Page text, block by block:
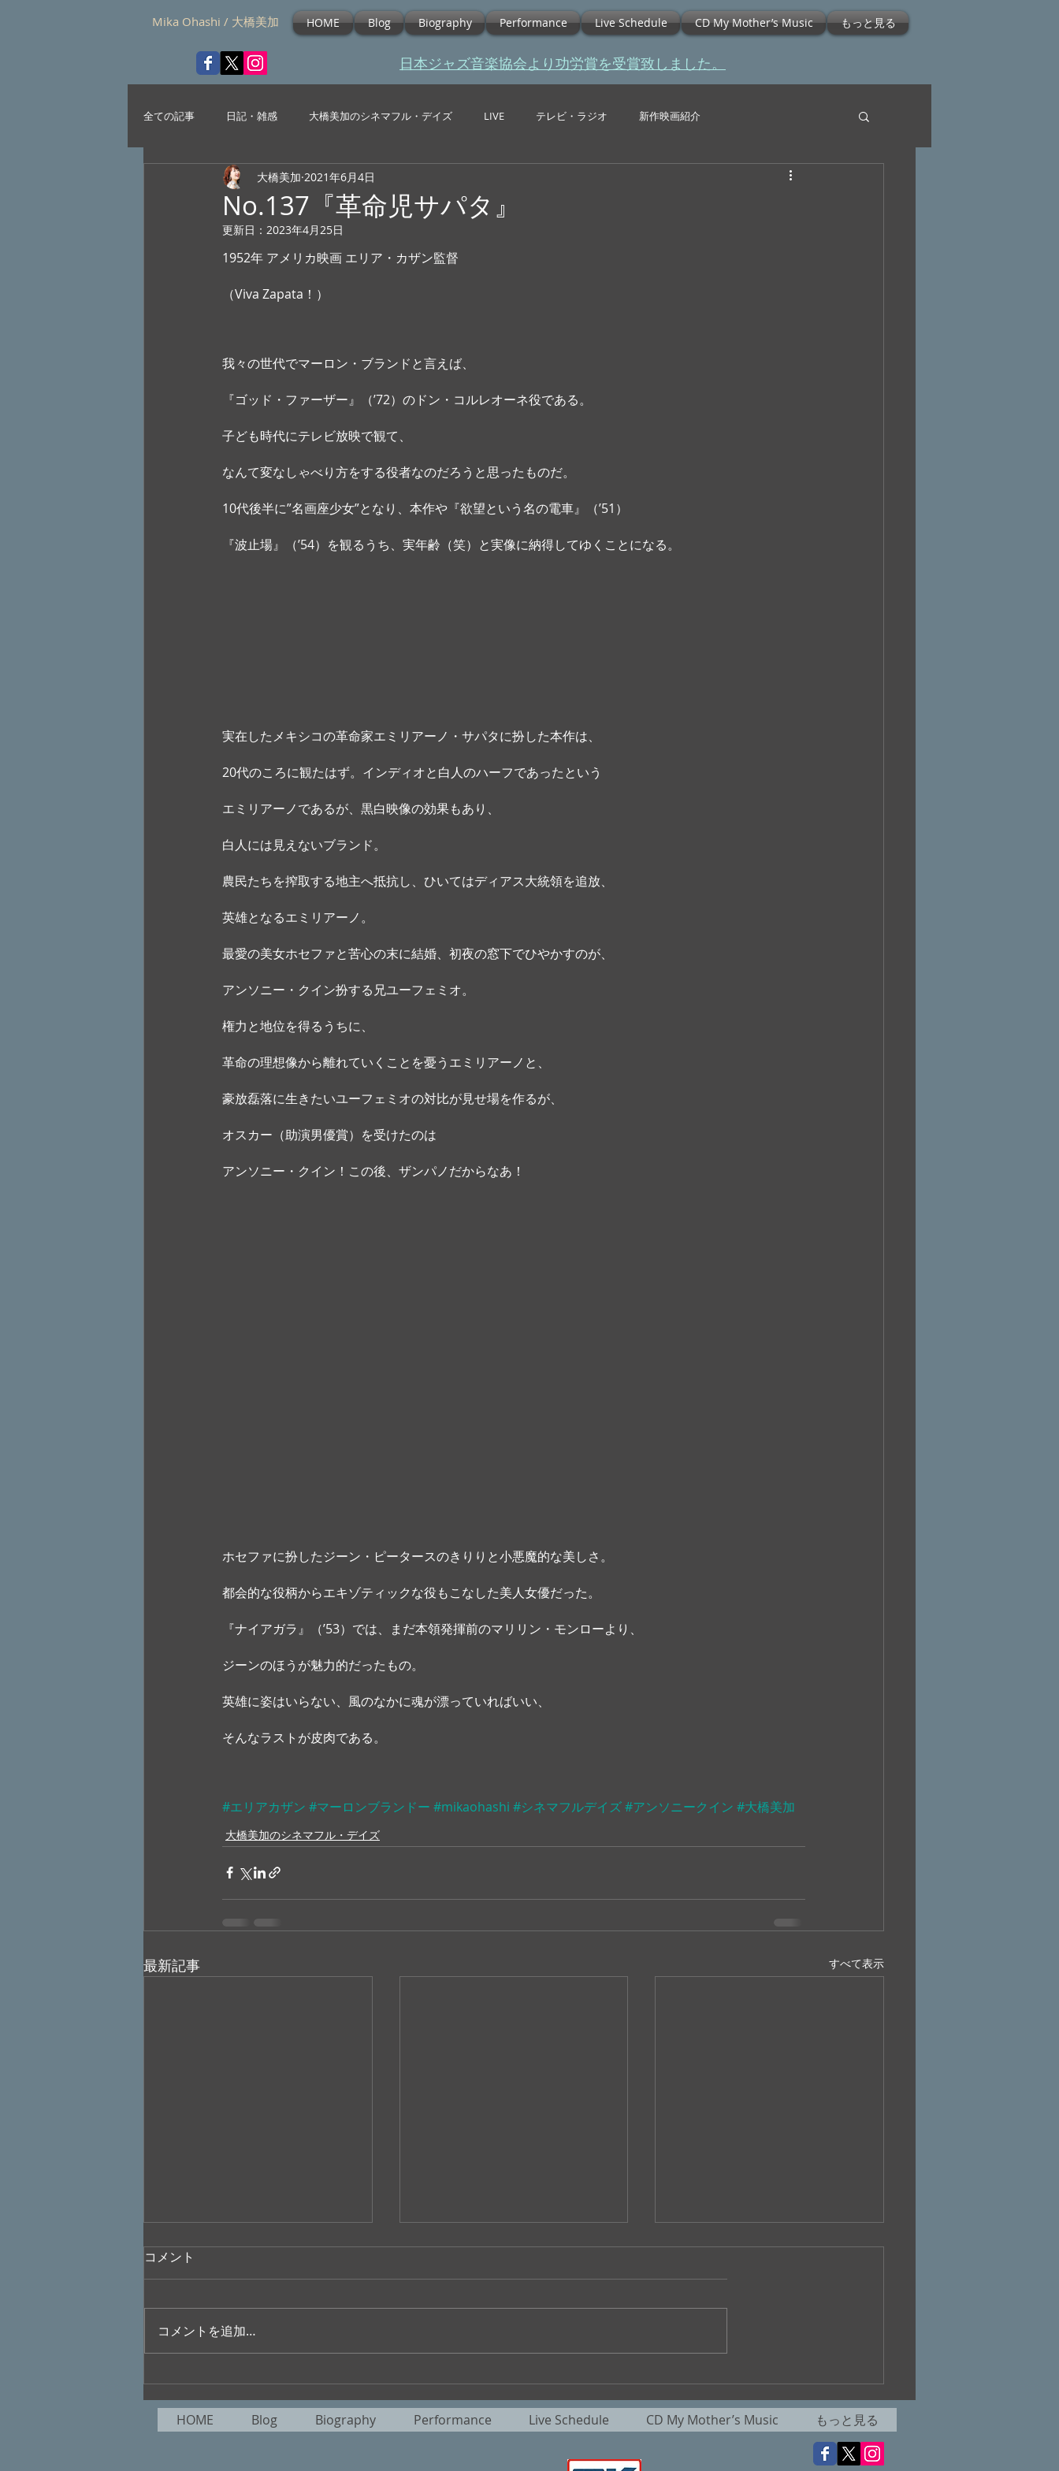
Mika Ohashi / 大橋美加 HOME Blog Biography Performance Live Schedule CD My Mother’s Music もっと見る
​日本ジャズ音楽協会より功労賞を受賞致しました。
全ての記事 日記・雑感 大橋美加のシネマフル・デイズ LIVE テレビ・ラジオ 新作映画紹介
No.137『革命児サパタ』
大橋美加 2021年6月4日
更新日： 2023年4月25日
1952年 アメリカ映画 エリア・カザン監督
（Viva Zapata！）
我々の世代でマーロン・ブランドと言えば、
『ゴッド・ファーザー』（’72）のドン・コルレオーネ役である。
子ども時代にテレビ放映で観て、
なんて変なしゃべり方をする役者なのだろうと思ったものだ。
10代後半に”名画座少女”となり、本作や『欲望という名の電車』（’51）
『波止場』（’54）を観るうち、実年齢（笑）と実像に納得してゆくことになる。
実在したメキシコの革命家エミリアーノ・サパタに扮した本作は、
20代のころに観たはず。インディオと白人のハーフであったという
エミリアーノであるが、黒白映像の効果もあり、
白人には見えないブランド。
農民たちを搾取する地主へ抵抗し、ひいてはディアス大統領を追放、
英雄となるエミリアーノ。
最愛の美女ホセファと苦心の末に結婚、初夜の窓下でひやかすのが、
アンソニー・クイン扮する兄ユーフェミオ。
権力と地位を得るうちに、
革命の理想像から離れていくことを憂うエミリアーノと、
豪放磊落に生きたいユーフェミオの対比が見せ場を作るが、
オスカー（助演男優賞）を受けたのは
アンソニー・クイン！この後、ザンパノだからなあ！
ホセファに扮したジーン・ピータースのきりりと小悪魔的な美しさ。
都会的な役柄からエキゾティックな役もこなした美人女優だった。
『ナイアガラ』（’53）では、まだ本領発揮前のマリリン・モンローより、
ジーンのほうが魅力的だったもの。
英雄に姿はいらない、風のなかに魂が漂っていればいい、
そんなラストが皮肉である。
#エリアカザン #マーロンブランドー #mikaohashi #シネマフルデイズ#アンソニークイン #大橋美加
大橋美加のシネマフル・デイズ
最新記事 すべて表示
ズ”No.401
ズ” No.400
る』
コメント
コメントを追加…
HOME Blog Biography Performance Live Schedule CD My Mother’s Music もっと見る